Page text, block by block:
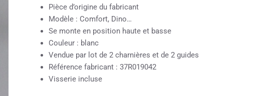
Pièce d’origine du fabricant
Modèle : Comfort, Dino…
Se monte en position haute et basse
Couleur : blanc
Vendue par lot de 2 charnières et de 2 guides
Référence fabricant : 37R019042
Visserie incluse